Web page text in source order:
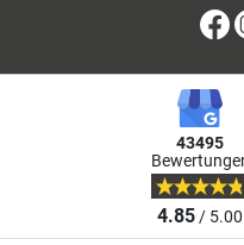
43495
4.85/ 5.00